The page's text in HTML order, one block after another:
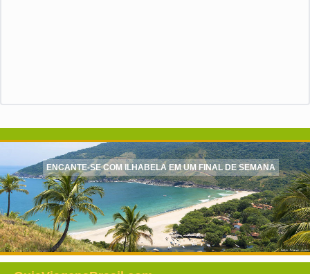
ENCANTE-SE COM ILHABELA EM UM FINAL DE SEMANA